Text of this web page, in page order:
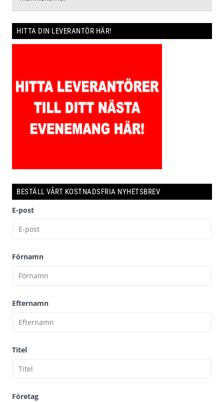
HITTA DIN LEVERANTÖR HÄR!
BESTÄLL VÅRT KOSTNADSFRIA NYHETSBREV
E-post
Förnamn
Efternamn
Titel
Företag